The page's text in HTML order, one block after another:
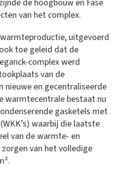
de hoogbouw en Fase
van het complex.
uitgevoerd
toe geleid dat de
complex werd
van de
nieuwe en gecentraliseerde
warmtecentrale bestaat nu
gasketels met
waarbij die laatste
van de warmte- en
van het volledige